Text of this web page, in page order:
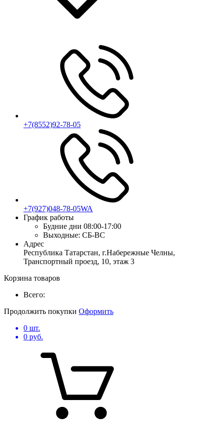
+7(8552)92-78-05
+7(927)048-78-05WA
График работы
Будние дни 08:00-17:00
Выходные: СБ-ВС
Адрес
Республика Татарстан, г.Набережные Челны,
Транспортный проезд, 10, этаж 3
Корзина товаров
Всего:
Продолжить покупки Оформить
0 шт.
0 руб.